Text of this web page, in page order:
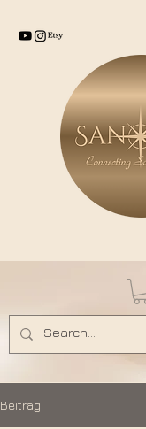
Beitrag